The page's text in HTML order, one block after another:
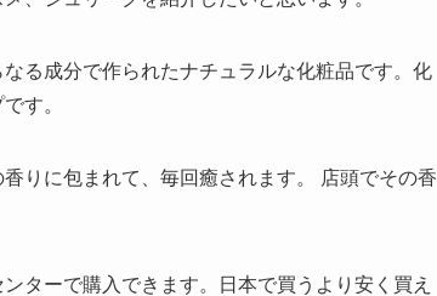
る成分で作られたナチュラルな化粧品です。化
す。
りに包まれて、毎回癒されます。 店頭でその香
ターで購入できます。日本で買うより安く買え